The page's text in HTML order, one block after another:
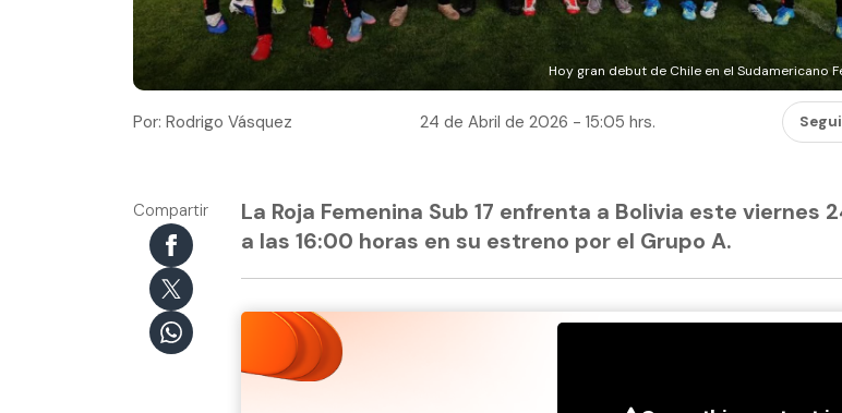
Hoy gran debut de Chile en el Sudamericano
Por: Rodrigo Vásquez 24 de Abril de 2026 - 15:05 hrs.
Compartir
La Roja Femenina Sub 17 enfrenta a Bolivia este viernes
a las 16:00 horas en su estreno por el Grupo A.